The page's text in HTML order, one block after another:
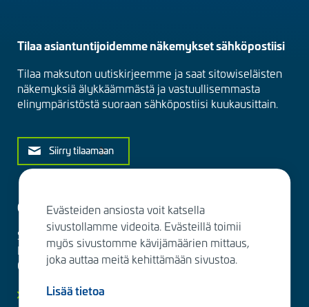
Tilaa asiantuntijoidemme näkemykset sähköpostiisi
Tilaa maksuton uutiskirjeemme ja saat sitowiseläisten
näkemyksiä älykkäämmästä ja vastuullisemmasta
elinympäristöstä suoraan sähköpostiisi kuukausittain.
Siirry tilaamaan
Ota yhteyttä
Sitowise Group Oyj
Linnoitustie 6 D
02600 Espoo, Finland
Lisää yhteystietoja
Evästeiden ansiosta voit katsella
sivustollamme videoita. Evästeillä toimii
myös sivustomme kävijämäärien mittaus,
joka auttaa meitä kehittämään sivustoa.
Lisää tietoa